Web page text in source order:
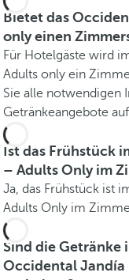
Bietet das
only einen
Für Hotelgäste wird
Adults only ein
Sie alle notwendigen
Getränkeangebote
Ist das Frühstück
– Adults Only im
Ja, das Frühstück ist
Adults Only im
Sind die Getränke
Occidental Jandía